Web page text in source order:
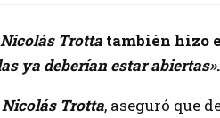
Nicolás Trotta también hizo
ya deberían estar abiertas».
Nicolás Trotta, aseguró que